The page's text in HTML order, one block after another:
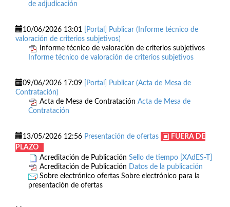
de adjudicación
10/06/2026 13:01
[Portal] Publicar (Informe técnico de
valoración de criterios subjetivos)
Informe técnico de valoración de criterios subjetivos
Informe técnico de valoración de criterios subjetivos
09/06/2026 17:09
[Portal] Publicar (Acta de Mesa de
Contratación)
Acta de Mesa de Contratación Acta de Mesa de
Contratación
13/05/2026 12:56 Presentación de ofertas
FUERA DE
PLAZO
Acreditación de Publicación Sello de tiempo [XAdES-T]
Acreditación de Publicación Datos de la publicación
Sobre electrónico ofertas Sobre electrónico para la
presentación de ofertas